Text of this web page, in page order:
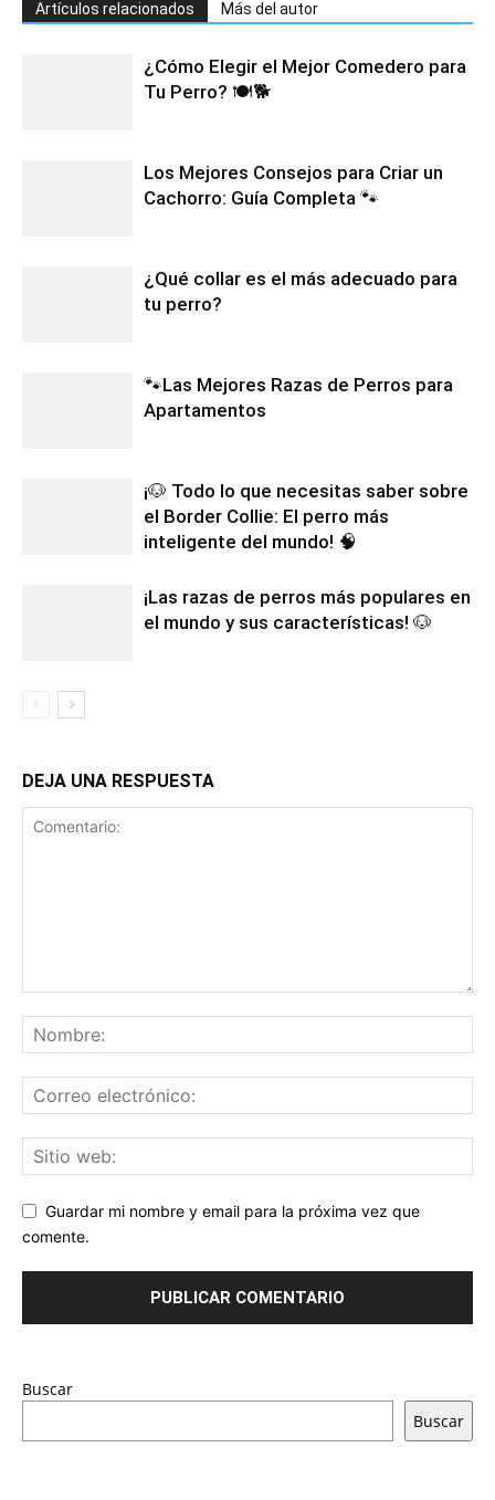
Artículos relacionados Más del autor
¿Cómo Elegir el Mejor Comedero para
Tu Perro? 🍽️🐕
Los Mejores Consejos para Criar un
Cachorro: Guía Completa 🐾
¿Qué collar es el más adecuado para
tu perro?
🐾Las Mejores Razas de Perros para
Apartamentos
¡🐶 Todo lo que necesitas saber sobre
el Border Collie: El perro más
inteligente del mundo! 🧠
¡Las razas de perros más populares en
el mundo y sus características! 🐶
DEJA UNA RESPUESTA
Guardar mi nombre y email para la próxima vez que
comente.
Buscar
Buscar